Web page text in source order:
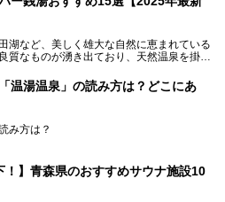
100％かけ流しで提供している点でしょ
宿泊し、大浴場と露天風呂付き客室を中心
いのり」を詳細にご紹介。秋田県側を含
のり温泉も決して見逃せない極上湯のひと
底解説します！
湖など、美しく雄大な自然に恵まれている
質なものが湧き出ており、天然温泉を掛け
がら温泉に浸かり、お食事処でおいしいご
うひとときは格別ですね！
おすすめのスーパー銭湯を紹介します。
温湯温泉」の読み方は？どこにあ
み方は？
！】青森県のおすすめサウナ施設10